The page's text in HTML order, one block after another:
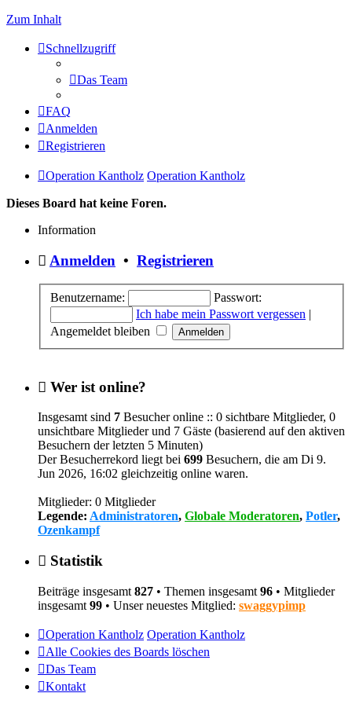
Zum Inhalt
Schnellzugriff
Das Team
FAQ
Anmelden
Registrieren
Operation Kantholz Operation Kantholz
Dieses Board hat keine Foren.
Information
Anmelden • Registrieren
Benutzername:
Passwort:
Ich habe mein Passwort vergessen |
Angemeldet bleiben
Wer ist online?
Insgesamt sind 7 Besucher online :: 0 sichtbare Mitglieder, 0
unsichtbare Mitglieder und 7 Gäste (basierend auf den aktiven
Besuchern der letzten 5 Minuten)
Der Besucherrekord liegt bei 699 Besuchern, die am Di 9.
Jun 2026, 16:02 gleichzeitig online waren.
Mitglieder: 0 Mitglieder
Legende: Administratoren, Globale Moderatoren, Potler,
Ozenkampf
Statistik
Beiträge insgesamt 827 • Themen insgesamt 96 • Mitglieder
insgesamt 99 • Unser neuestes Mitglied: swaggypimp
Operation Kantholz Operation Kantholz
Alle Cookies des Boards löschen
Das Team
Kontakt